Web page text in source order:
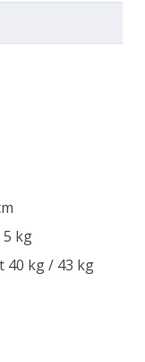
5 kg
40 kg / 43 kg